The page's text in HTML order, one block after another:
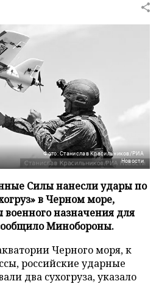
Фото: Станислав Красильников/РИА
Новости
Силы нанесли удары по
в Черном море,
назначения для
Минобороны.
Черного моря, к
российские ударные
два сухогруза, указало